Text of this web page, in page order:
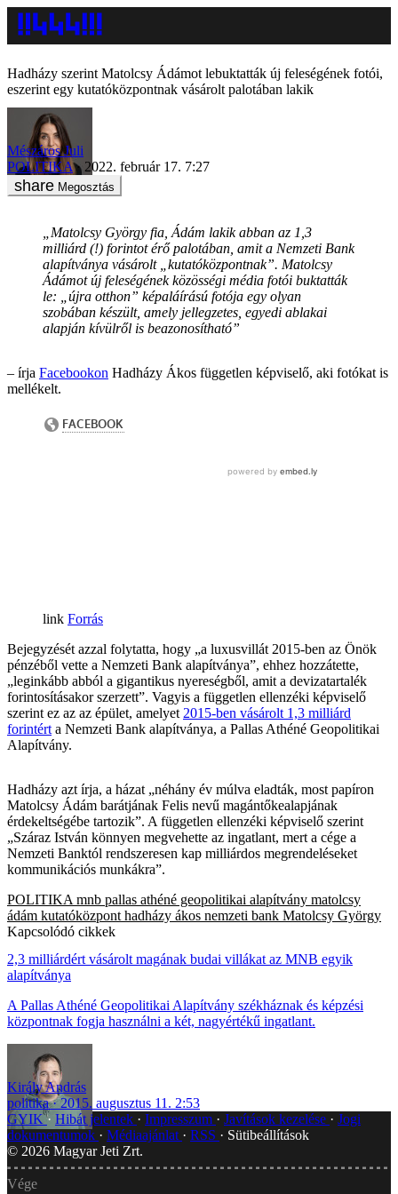
Hadházy szerint Matolcsy Ádámot lebuktatták új feleségének fotói,
eszerint egy kutatóközpontnak vásárolt palotában lakik
Mészáros Juli
POLITIKA
2022. február 17. 7:27
Megosztás
„Matolcsy György fia, Ádám lakik abban az 1,3
milliárd (!) forintot érő palotában, amit a Nemzeti Bank
alapítványa vásárolt „kutatóközpontnak”. Matolcsy
Ádámot új feleségének közösségi média fotói buktatták
le: „újra otthon” képaláírású fotója egy olyan
szobában készült, amely jellegzetes, egyedi ablakai
alapján kívülről is beazonosítható”
– írja Facebookon Hadházy Ákos független képviselő, aki fotókat is
mellékelt.
Forrás
Bejegyzését azzal folytatta, hogy „a luxusvillát 2015-ben az Önök
pénzéből vette a Nemzeti Bank alapítványa”, ehhez hozzátette,
„leginkább abból a gigantikus nyereségből, amit a devizatartalék
forintosításakor szerzett”. Vagyis a független ellenzéki képviselő
szerint ez az az épület, amelyet 2015-ben vásárolt 1,3 milliárd
forintért a Nemzeti Bank alapítványa, a Pallas Athéné Geopolitikai
Alapítvány.
Hadházy azt írja, a házat „néhány év múlva eladták, most papíron
Matolcsy Ádám barátjának Felis nevű magántőkealapjának
érdekeltségébe tartozik”. A független ellenzéki képviselő szerint
„Száraz István könnyen megvehette az ingatlant, mert a cége a
Nemzeti Banktól rendszeresen kap milliárdos megrendeléseket
kommunikációs munkákra”.
POLITIKA mnb pallas athéné geopolitikai alapítvány matolcsy
ádám kutatóközpont hadházy ákos nemzeti bank Matolcsy György
Kapcsolódó cikkek
2,3 milliárdért vásárolt magának budai villákat az MNB egyik
alapítványa
A Pallas Athéné Geopolitikai Alapítvány székháznak és képzési
központnak fogja használni a két, nagyértékű ingatlant.
Király András
politika
2015. augusztus 11. 2:53
GYIK Hibát jelentek Impresszum Javítások kezelése
Jogi
dokumentumok
Médiaajánlat RSS
Sütibeállítások
© 2026 Magyar Jeti Zrt.
Vége